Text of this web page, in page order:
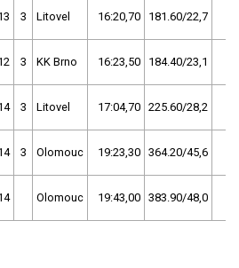
3 Litovel 16:20,70 181.60/22,7
3 KK Brno 16:23,50 184.40/23,1
3 Litovel 17:04,70 225.60/28,2
3 Olomouc 19:23,30 364.20/45,6
Olomouc 19:43,00 383.90/48,0